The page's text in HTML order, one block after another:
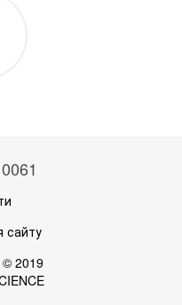
сайту
© 2019